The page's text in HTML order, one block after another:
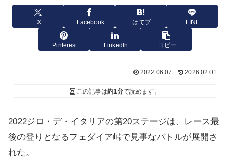
X Facebook はてブ LINE
Pinterest LinkedIn コピー
2022.06.07 2026.02.01
この記事は約1分で読めます。
2022ジロ・デ・イタリアの第20ステージは、レース最
後の登りとなるフェダイア峠で見事なバトルが展開さ
れた。